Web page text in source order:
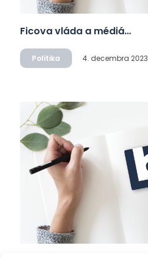
Ficova vláda a médiá…
Politika 4. decembra 2023